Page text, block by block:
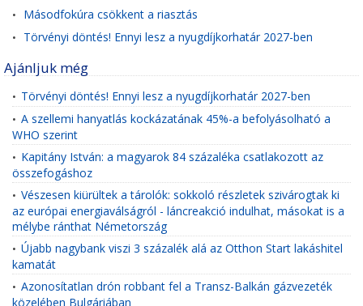
• Másodfokúra csökkent a riasztás
• Törvényi döntés! Ennyi lesz a nyugdíjkorhatár 2027-ben
Ajánljuk még
• Törvényi döntés! Ennyi lesz a nyugdíjkorhatár 2027-ben
• A szellemi hanyatlás kockázatának 45%-a befolyásolható a
WHO szerint
• Kapitány István: a magyarok 84 százaléka csatlakozott az
összefogáshoz
• Vészesen kiürültek a tárolók: sokkoló részletek szivárogtak ki
az európai energiaválságról - láncreakció indulhat, másokat is a
mélybe ránthat Németország
• Újabb nagybank viszi 3 százalék alá az Otthon Start lakáshitel
kamatát
• Azonosítatlan drón robbant fel a Transz-Balkán gázvezeték
közelében Bulgáriában